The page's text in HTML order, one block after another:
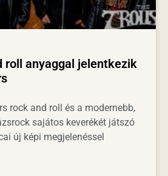
roll anyaggal jelentkezik
rock and roll és a modernebb,
sajátos keverékét játszó
új képi megjelenéssel